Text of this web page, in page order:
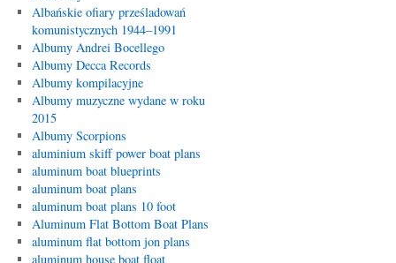
Albańskie ofiary prześladowań
komunistycznych 1944–1991
Albumy Andrei Bocellego
Albumy Decca Records
Albumy kompilacyjne
Albumy muzyczne wydane w roku
2015
Albumy Scorpions
aluminium skiff power boat plans
aluminum boat blueprints
aluminum boat plans
aluminum boat plans 10 foot
Aluminum Flat Bottom Boat Plans
aluminum flat bottom jon plans
aluminum house boat float